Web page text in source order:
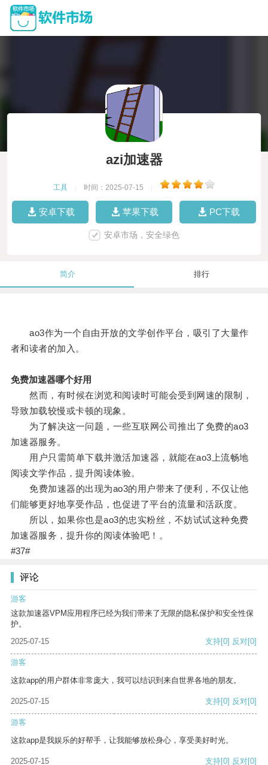
azi加速器
工具 时间：2025-07-15
安卓下载 苹果下载 PC下载
安卓市场，安全绿色
简介 排行
ao3作为一个自由开放的文学创作平台，吸引了大量作
者和读者的加入。
免费加速器哪个好用
然而，有时候在浏览和阅读时可能会受到网速的限制，
导致加载较慢或卡顿的现象。
为了解决这一问题，一些互联网公司推出了免费的ao3
加速器服务。
用户只需简单下载并激活加速器，就能在ao3上流畅地
阅读文学作品，提升阅读体验。
免费加速器的出现为ao3的用户带来了便利，不仅让他
们能够更好地享受作品，也促进了平台的流量和活跃度。
所以，如果你也是ao3的忠实粉丝，不妨试试这种免费
加速器服务，提升你的阅读体验吧！。
#37#
评论
游客
这款加速器VPM应用程序已经为我们带来了无限的隐私保护和安全性保
护。
2025-07-15
支持[0] 反对[0]
游客
这款app的用户群体非常庞大，我可以结识到来自世界各地的朋友。
2025-07-15 支持[0] 反对[0]
游客
这款app是我娱乐的好帮手，让我能够放松身心，享受美好时光。
2025-07-15 支持[0] 反对[0]